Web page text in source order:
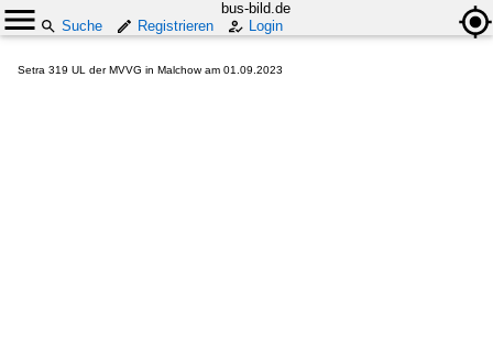
bus-bild.de
Suche
Registrieren Login
Setra 319 UL der MVVG in Malchow am 01.09.2023